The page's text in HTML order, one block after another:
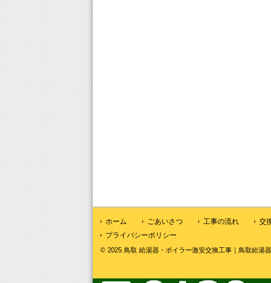
ホーム ごあいさつ 工事の流れ 交
プライバシーポリシー
© 2025 鳥取 給湯器・ボイラー激安交換工事｜鳥取給湯